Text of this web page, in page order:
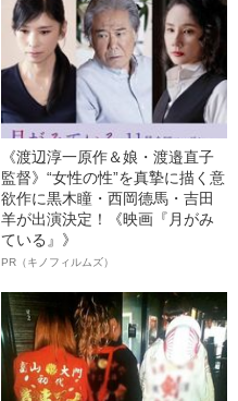
《渡辺淳一原作＆娘・渡邉直子
監督》“女性の性”を真摯に描く意
欲作に黒木瞳・西岡德馬・吉田
羊が出演決定！《映画『月がみ
ている』》
PR（キノフィルムズ）